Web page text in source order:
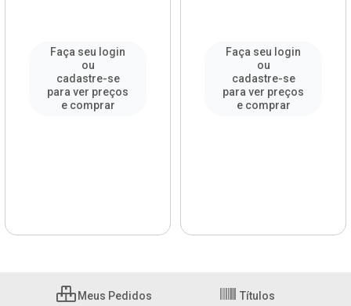
Faça seu login
ou
cadastre-se
para ver preços
e comprar
Faça seu login
ou
cadastre-se
para ver preços
e comprar
Meus Pedidos Títulos